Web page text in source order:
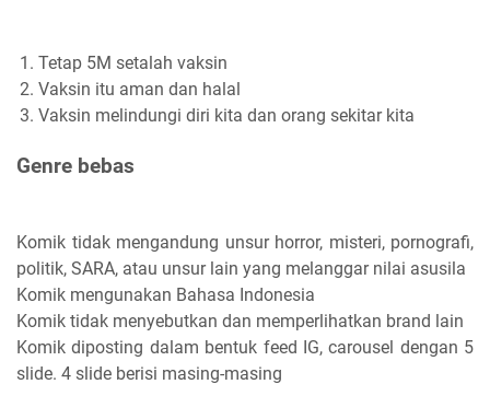
Tetap 5M setalah vaksin
Vaksin itu aman dan halal
Vaksin melindungi diri kita dan orang sekitar kita
Genre bebas
Komik tidak mengandung unsur horror, misteri, pornografi,
politik, SARA, atau unsur lain yang melanggar nilai asusila
Komik mengunakan Bahasa Indonesia
Komik tidak menyebutkan dan memperlihatkan brand lain
Komik diposting dalam bentuk feed IG, carousel dengan 5
slide. 4 slide berisi masing-masing